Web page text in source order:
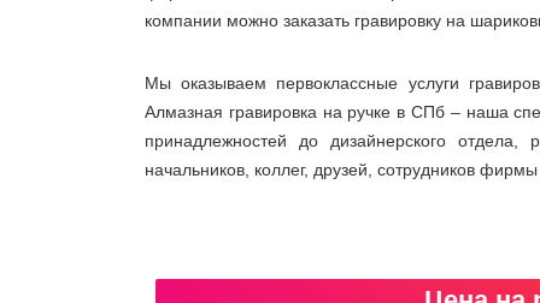
компании можно заказать гравировку на
Мы оказываем первоклассные услуги
Алмазная гравировка на ручке в СПб – наша
принадлежностей до дизайнерского
начальников, коллег, друзей, сотрудников